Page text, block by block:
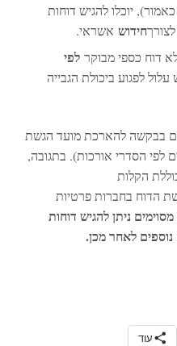
יוכלו להגיש דוחות
חידוש אשראי.
דוח כספי מבוקרלפי
לפגוע ביכולת הגבייה
בבקשה להארכת מועד הגשת
לפי הסדרי אורכות). בתגובה,
הקלות
הדוח בחברות פרטיות
ניתן להגיש דוחות
לאחר מכן.
עוד